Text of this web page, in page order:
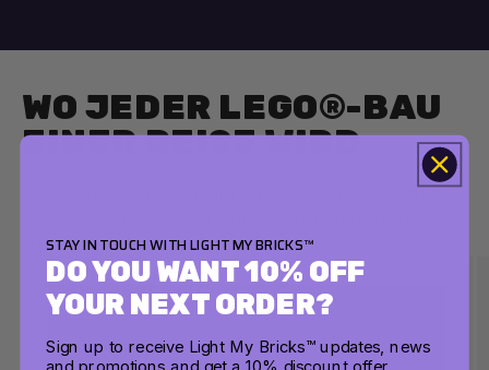
WO JEDER LEGO®-BAU
EINER REISE WIRD
Für Builder, die sich im Prozess verlieren wollen.
würdigt – von Anfang bis Ende.
STAY IN TOUCH WITH LIGHT MY BRICKS™
DO YOU WANT 10% OFF
YOUR NEXT ORDER?
Sign up to receive Light My Bricks™ updates, news